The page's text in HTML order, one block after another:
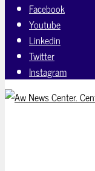
Facebook
Youtube
Linkedin
Twitter
Instagram